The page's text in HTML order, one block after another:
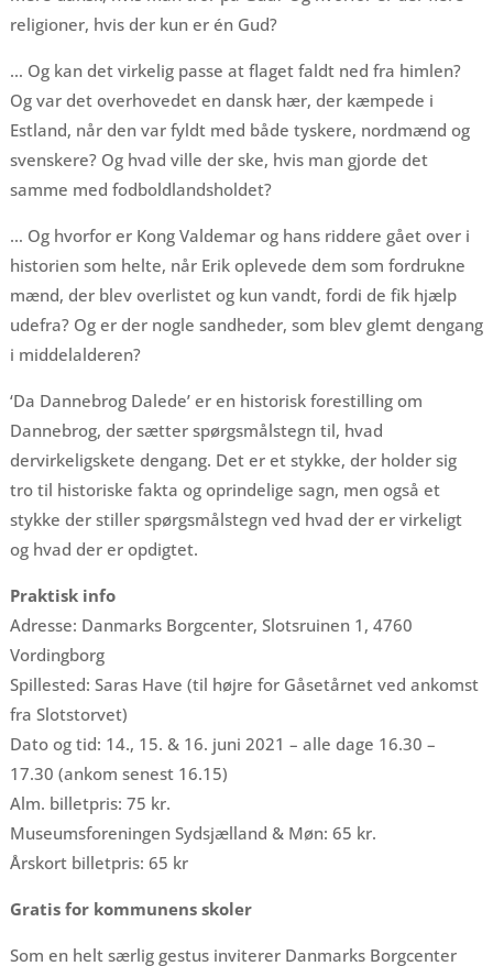
religioner, hvis der kun er én Gud?
… Og kan det virkelig passe at flaget faldt ned fra himlen?
Og var det overhovedet en dansk hær, der kæmpede i
Estland, når den var fyldt med både tyskere, nordmænd og
svenskere? Og hvad ville der ske, hvis man gjorde det
samme med fodboldlandsholdet?
… Og hvorfor er Kong Valdemar og hans riddere gået over i
historien som helte, når Erik oplevede dem som fordrukne
mænd, der blev overlistet og kun vandt, fordi de fik hjælp
udefra? Og er der nogle sandheder, som blev glemt dengang
i middelalderen?
‘Da Dannebrog Dalede’ er en historisk forestilling om
Dannebrog, der sætter spørgsmålstegn til, hvad
dervirkeligskete dengang. Det er et stykke, der holder sig
tro til historiske fakta og oprindelige sagn, men også et
stykke der stiller spørgsmålstegn ved hvad der er virkeligt
og hvad der er opdigtet.
Praktisk info
Adresse: Danmarks Borgcenter, Slotsruinen 1, 4760
Vordingborg
Spillested: Saras Have (til højre for Gåsetårnet ved ankomst
fra Slotstorvet)
Dato og tid: 14., 15. & 16. juni 2021 – alle dage 16.30 –
17.30 (ankom senest 16.15)
Alm. billetpris: 75 kr.
Museumsforeningen Sydsjælland & Møn: 65 kr.
Årskort billetpris: 65 kr
Gratis for kommunens skoler
Som en helt særlig gestus inviterer Danmarks Borgcenter